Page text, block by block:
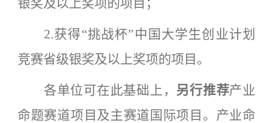
银奖及以上奖项的项目；
2.获得“挑战杯”中国大学生创业计划
竞赛省级银奖及以上奖项的项目。
各单位可在此基础上， 另行推荐产业
命题赛道项目及主赛道国际项目。产业命